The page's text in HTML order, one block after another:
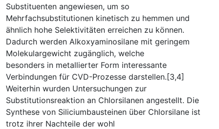
Substituenten angewiesen, um so
Mehrfachsubstitutionen kinetisch zu hemmen und
ähnlich hohe Selektivitäten erreichen zu können.
Dadurch werden Alkoxyaminosilane mit geringem
Molekulargewicht zugänglich, welche
besonders in metallierter Form interessante
Verbindungen für CVD-Prozesse darstellen.[3,4]
Weiterhin wurden Untersuchungen zur
Substitutionsreaktion an Chlorsilanen angestellt. Die
Synthese von Siliciumbausteinen über Chlorsilane ist
trotz ihrer Nachteile der wohl